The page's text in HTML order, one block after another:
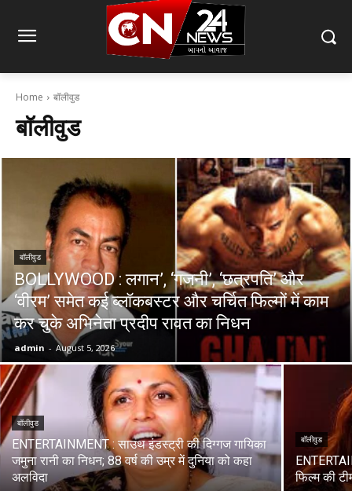
Home बॉलीवुड
बॉलीवुड
बॉलीवुड
BOLLYWOOD : लगान’, ‘गजनी’, ‘छत्रपति’ और
‘वीरम’ समेत कई ब्लॉकबस्टर और चर्चित फिल्मों में काम
कर चुके अभिनेता प्रदीप रावत का निधन
admin - August 5, 2026
बॉलीवुड
ENTERTAINMENT : साउथ इंडस्ट्री की दिग्गज गायिका
जमुना रानी का निधन; 88 वर्ष की उम्र में दुनिया को कहा
अलविदा
बॉलीवुड
फिल्म की